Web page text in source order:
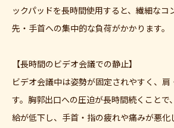
ックパッドを長時間使用すると、繊細なコ
先・手首への集中的な負荷がかかります。
【長時間のビデオ会議での静止】
ビデオ会議中は姿勢が固定されやすく、肩
す。胸郭出口への圧迫が長時間続くことで
給が低下し、手首・指の疲れや痛みが悪化